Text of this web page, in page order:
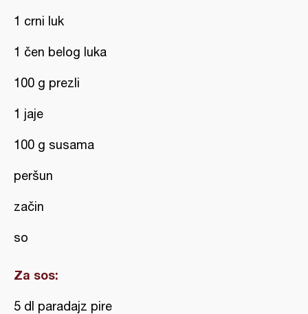
1 crni luk
1 čen belog luka
100 g prezli
1 jaje
100 g susama
peršun
začin
so
Za sos:
5 dl paradajz pire